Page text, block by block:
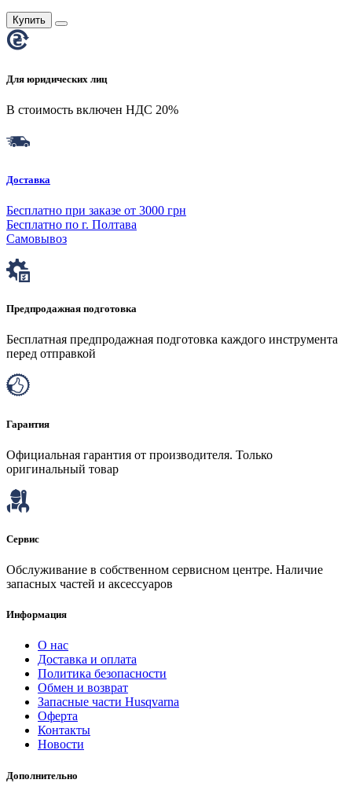
Купить
Для юридических лиц
В стоимость включен НДС 20%
Доставка
Бесплатно при заказе от 3000 грн
Бесплатно по г. Полтава
Самовывоз
Предпродажная подготовка
Бесплатная предпродажная подготовка каждого инструмента
перед отправкой
Гарантия
Официальная гарантия от производителя. Только
оригинальный товар
Сервис
Обслуживание в собственном сервисном центре. Наличие
запасных частей и аксессуаров
Информация
О нас
Доставка и оплата
Политика безопасности
Обмен и возврат
Запасные части Husqvarna
Оферта
Контакты
Новости
Дополнительно